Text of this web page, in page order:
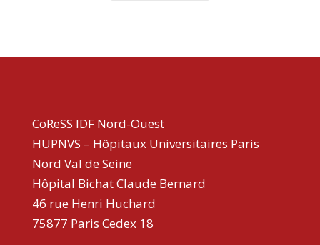
CoReSS IDF Nord-Ouest
HUPNVS – Hôpitaux Universitaires Paris
Nord Val de Seine
Hôpital Bichat Claude Bernard
46 rue Henri Huchard
75877 Paris Cedex 18